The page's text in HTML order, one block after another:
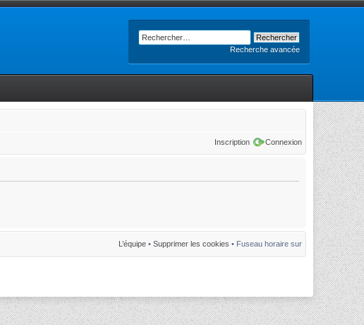
Recherche avancée
Inscription Connexion
L’équipe • Supprimer les cookies • Fuseau horaire sur